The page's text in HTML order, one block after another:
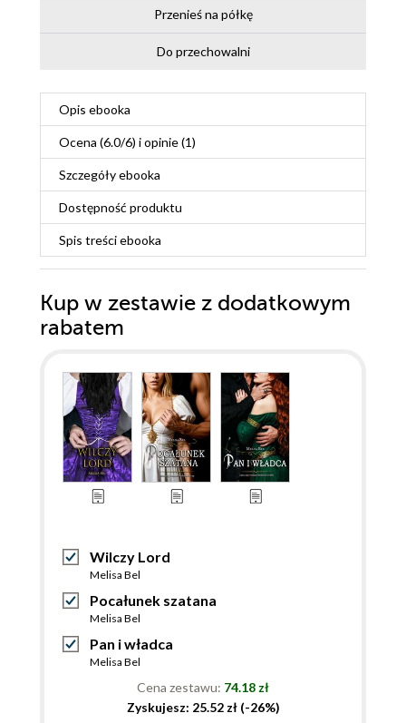
Przenieś na półkę
Do przechowalni
Opis ebooka
Ocena (6.0/6) i opinie (1)
Szczegółyebooka
Dostępność produktu
Spis treściebooka
Kup w zestawie z dodatkowym
rabatem
Wilczy Lord
Melisa Bel
Pocałunek szatana
Melisa Bel
Pan i władca
Melisa Bel
Cena zestawu: 74.18 zł
Zyskujesz: 25.52 zł (-26%)